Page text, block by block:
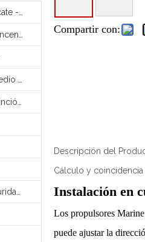
Compartir con:
Descripción del
Cálculo y
Instalación en
Los propulsores
puede ajustar la